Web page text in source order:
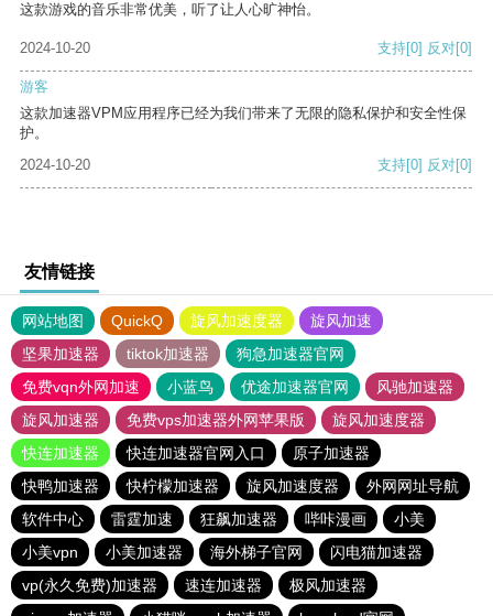
这款游戏的音乐非常优美，听了让人心旷神怡。
2024-10-20 支持[0] 反对[0]
游客
这款加速器VPM应用程序已经为我们带来了无限的隐私保护和安全性保
护。
2024-10-20
支持[0] 反对[0]
友情链接
网站地图 QuickQ 旋风加速度器
旋风加速
坚果加速器
tiktok加速器
狗急加速器官网
免费vqn外网加速
小蓝鸟 优途加速器官网
风驰加速器
旋风加速器
免费vps加速器外网苹果版
旋风加速度器
快连加速器
快连加速器官网入口
原子加速器
快鸭加速器
快柠檬加速器 旋风加速度器
外网网址导航
软件中心
雷霆加速 狂飙加速器 哔咔漫画
小美
小美vpn
小美加速器 海外梯子官网
闪电猫加速器
vp(永久免费)加速器
速连加速器
极风加速器